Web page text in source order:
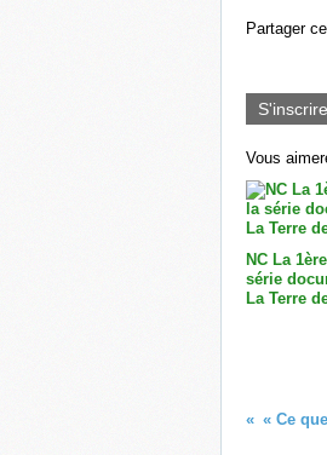
Partager
Vous
NC La
série
La Terre